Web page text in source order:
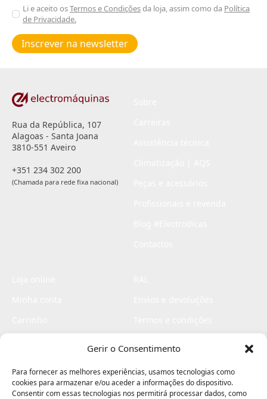
Gerir o Consentimento
Para fornecer as melhores experiências, usamos tecnologias como
cookies para armazenar e/ou aceder a informações do dispositivo.
Consentir com essas tecnologias nos permitirá processar dados, como
Aceitar
Poiticas
de
privacidade
Li e aceito osTermos e Condiçõesda loja, assim como da Política
de Privacidade.
Inscrever na newsletter
Rua da República, 107
Alagoas - Santa Joana
3810-551 Aveiro
+351 234 302 200
(Chamada para rede fixa nacional)
Livro de elogios